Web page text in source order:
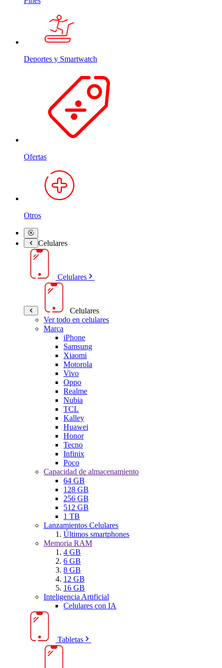
Deportes y Smartwatch
Ofertas
Otros
Celulares
Celulares
Celulares
Ver todo en celulares
Marca
iPhone
Samsung
Xiaomi
Motorola
Vivo
Oppo
Realme
Nubia
TCL
Kalley
Huawei
Honor
Tecno
Infinix
Poco
Capacidad de almacenamiento
64 GB
128 GB
256 GB
512 GB
1 TB
Lanzamientos Celulares
Últimos smartphones
Memoria RAM
4 GB
6 GB
8 GB
12 GB
16 GB
Inteligencia Artificial
Celulares con IA
Tabletas